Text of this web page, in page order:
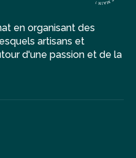
en organisant des
artisans et
d'une passion et de la